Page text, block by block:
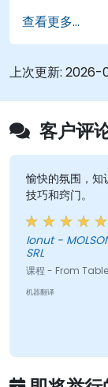
查看更多...
上次更新: 2026-
客户评
愉快的氛围，知
技巧和窍门。
Ionut - MOLSONCOORS GLOBAL BUSINESS SERVICES
SRL
课程 - From
机器翻译